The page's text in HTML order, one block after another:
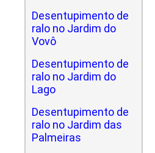
Desentupimento de
ralo no Jardim do
Vovô
Desentupimento de
ralo no Jardim do
Lago
Desentupimento de
ralo no Jardim das
Palmeiras